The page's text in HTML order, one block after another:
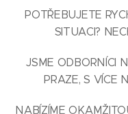
POTŘEBUJETE
SITUACI?
JSME ODBORNÍCI
PRAZE, S VÍCE
NABÍZÍME